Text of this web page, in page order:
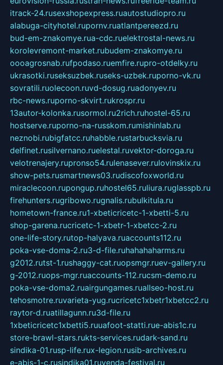
itrack-24.rusexshopexpress.ruautostudiopro.ru
alabuga-cityhotel.rupornv.ruatlantpereezd.ru
bud-em-znakomye.rua-cdc.ruelektrostal-news.ru
korolevremont-market.rubudem-znakomye.ru
oooagrosnab.rufpodaso.ruemfire.rupro-otdelky.ru
ukrasotki.ruseksuzbek.ruseks-uzbek.ruporno-vk.ru
sovratili.ruolecoon.ruvd-dosug.ruadonyev.ru
rbc-news.ruporno-skvirt.rukrospr.ru
13autor-kolonka.rusormol.ru2rich.ruhostel-65.ru
hostserve.ruporno-na-russkom.rumishinlab.ru
neznobi.rubigfatcc.ruhabble.rustarbucksvia.ru
delfinet.rusilvernano.ruelestal.ruvektor-doroga.ru
velotrenajery.rupronso54.rulenasever.rulovinskix.ru
show-pets.rusmartnews03.rudiscofoxworld.ru
miraclecoon.rupongup.ruhostel65.ruliura.ruglasspb.ru
firehunters.rugribowo.rugnalis.rubulkitula.ru
hometown-france.ru1-xbeticricetc-1-xbetti-5.ru
shop-garena.rucricetc-1-xbetr-1-xbetcc-2.ru
one-life-story.rutop-halyava.ruaccounts112.ru
poka-vse-doma-2.ru3-d-file.ruhahahaharms.ru
g2012.rutst-1.rushaggy-cat.ruopsmgr.ruev-gallery.ru
g-2012.ruops-mgr.ruaccounts-112.rucsm-demo.ru
poka-vse-doma2.ruairgungames.ruallseo-host.ru
tehosmotre.ruvarieta-yug.rucricetc1xbetr1xbetcc2.ru
raytor-d.ruatillagunn.ru3d-file.ru
1xbeticricetc1xbetti5.ruuafoot-statti.rue-abis1c.ru
store-brawl-stars.rukts-services.rudark-sand.ru
sindika-01.rusp-life.rux-legion.rusib-archives.ru
e-abis-1-c.rusindika01.ruvenda-festival.ru